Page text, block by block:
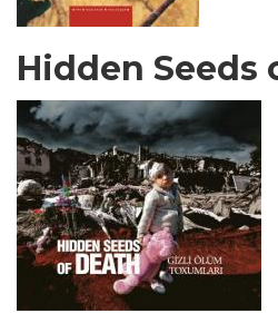
Hidden Seeds